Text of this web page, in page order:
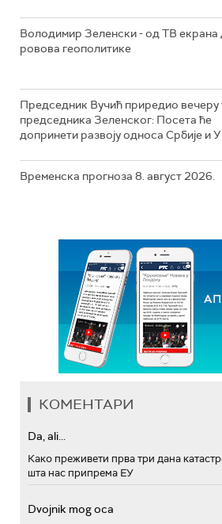
Володимир Зеленски - од ТВ екрана
ровова геополитике
Председник Вучић приредио вечеру
председника Зеленског: Посета ће
допринети развоју односа Србије и
Временска прогноза 8. август 2026.
КОМЕНТАРИ
Da, ali...
Како преживети прва три дана
шта нас припрема ЕУ
Dvojnik mog oca